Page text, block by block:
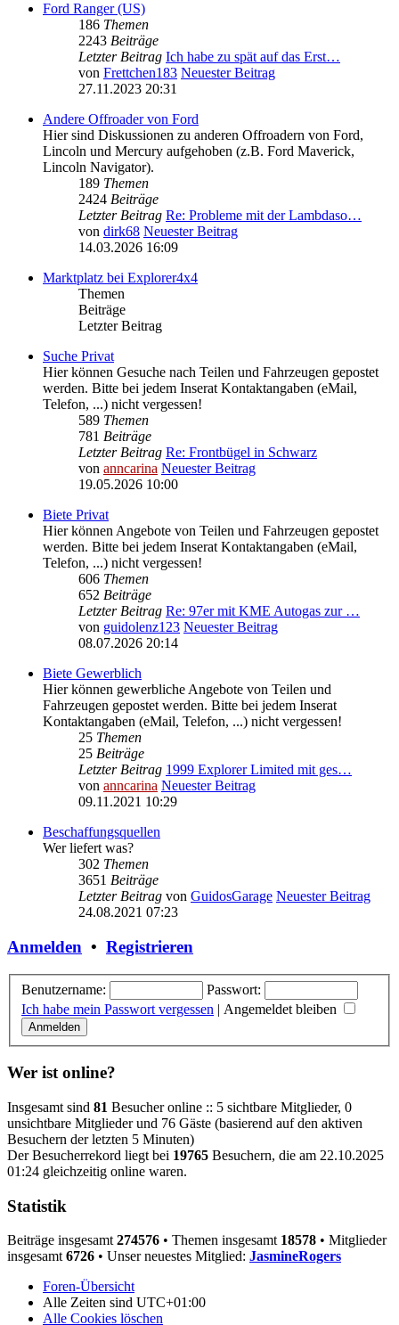
Ford Ranger (US)
186 Themen
2243 Beiträge
Letzter Beitrag Ich habe zu spät auf das Erst…
von Frettchen183 Neuester Beitrag
27.11.2023 20:31
Andere Offroader von Ford
Hier sind Diskussionen zu anderen Offroadern von Ford,
Lincoln und Mercury aufgehoben (z.B. Ford Maverick,
Lincoln Navigator).
189 Themen
2424 Beiträge
Letzter Beitrag Re: Probleme mit der Lambdaso…
von dirk68 Neuester Beitrag
14.03.2026 16:09
Marktplatz bei Explorer4x4
Themen
Beiträge
Letzter Beitrag
Suche Privat
Hier können Gesuche nach Teilen und Fahrzeugen gepostet
werden. Bitte bei jedem Inserat Kontaktangaben (eMail,
Telefon, ...) nicht vergessen!
589 Themen
781 Beiträge
Letzter Beitrag Re: Frontbügel in Schwarz
von anncarina Neuester Beitrag
19.05.2026 10:00
Biete Privat
Hier können Angebote von Teilen und Fahrzeugen gepostet
werden. Bitte bei jedem Inserat Kontaktangaben (eMail,
Telefon, ...) nicht vergessen!
606 Themen
652 Beiträge
Letzter Beitrag Re: 97er mit KME Autogas zur …
von guidolenz123 Neuester Beitrag
08.07.2026 20:14
Biete Gewerblich
Hier können gewerbliche Angebote von Teilen und
Fahrzeugen gepostet werden. Bitte bei jedem Inserat
Kontaktangaben (eMail, Telefon, ...) nicht vergessen!
25 Themen
25 Beiträge
Letzter Beitrag 1999 Explorer Limited mit ges…
von anncarina Neuester Beitrag
09.11.2021 10:29
Beschaffungsquellen
Wer liefert was?
302 Themen
3651 Beiträge
Letzter Beitrag von GuidosGarage Neuester Beitrag
24.08.2021 07:23
Anmelden • Registrieren
Benutzername:
Passwort:
Ich habe mein Passwort vergessen | Angemeldet bleiben
Wer ist online?
Insgesamt sind 81 Besucher online :: 5 sichtbare Mitglieder, 0
unsichtbare Mitglieder und 76 Gäste (basierend auf den aktiven
Besuchern der letzten 5 Minuten)
Der Besucherrekord liegt bei 19765 Besuchern, die am 22.10.2025
01:24 gleichzeitig online waren.
Statistik
Beiträge insgesamt 274576 • Themen insgesamt 18578 • Mitglieder
insgesamt 6726 • Unser neuestes Mitglied: JasmineRogers
Foren-Übersicht
Alle Zeiten sind UTC+01:00
Alle Cookies löschen